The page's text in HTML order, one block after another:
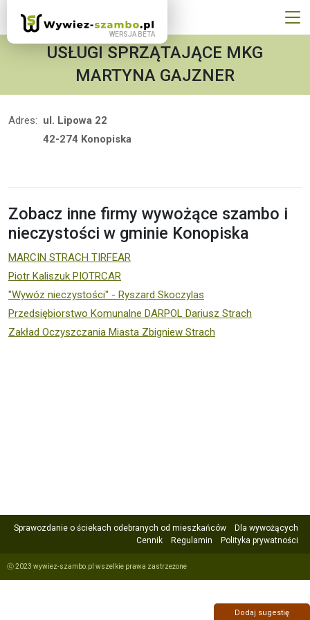
USŁUGI SPRZĄTAJĄCE MKG
MARTYNA GAJZNER
Adres: ul. Lipowa 22
42-274 Konopiska
Zobacz inne firmy wywożące szambo i
nieczystości w gminie Konopiska
MARCIN STRACH TIRFEAR
Piotr Kaliszuk PIOTRCAR
"Wywóz nieczystości" - Ryszard Skoczylas
Przedsiębiorstwo Komunalne DARPOL Dariusz Strach
Zakład Oczyszczania Miasta Zbigniew Strach
Sprawozdanie o ściekach odebranych od mieszkańców
Dla wywożących
Cennik
Regulamin Polityka prywatności
ⓒ 2023 wywiez-szambo.pl wszelkie prawa zastrzeżone
Dodaj sugestię